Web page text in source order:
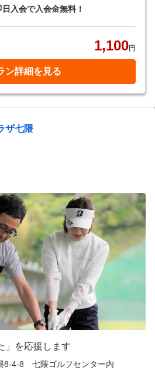
入会で入会金無料！
1,100円
ン詳細を見る
ザ七隈
」を応援します
8-4-8 七隈ゴルフセンター内